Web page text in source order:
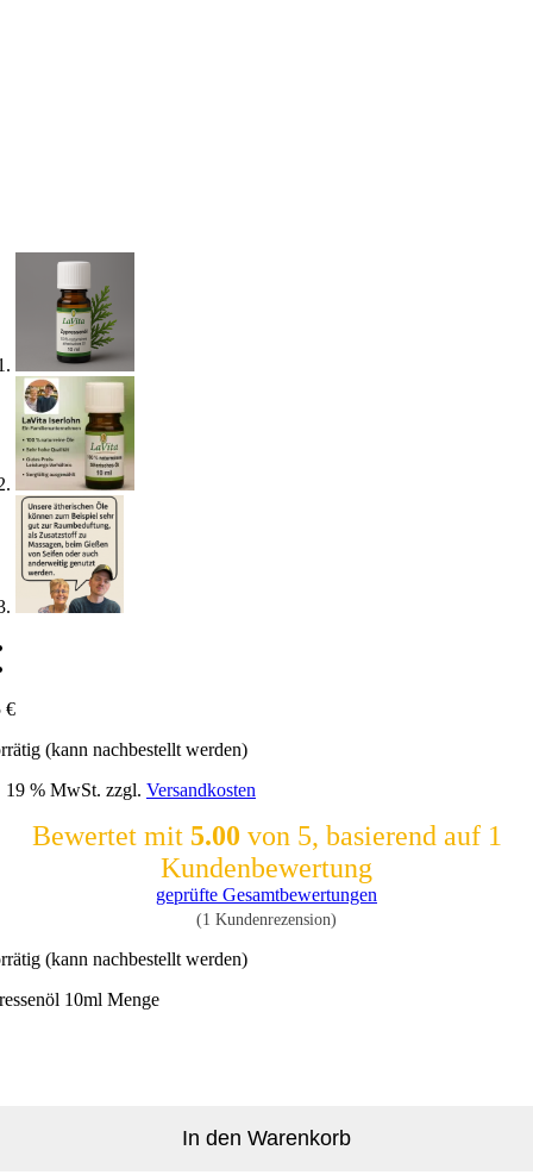
€
(kann nachbestellt werden)
19 % MwSt. zzgl. Versandkosten
Bewertet mit 5.00 von 5, basierend auf 1
Kundenbewertung
geprüfte Gesamtbewertungen
(1 Kundenrezension)
(kann nachbestellt werden)
10ml Menge
In den Warenkorb